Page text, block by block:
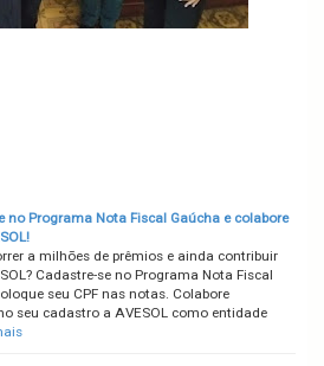
no Programa Nota Fiscal Gaúcha e colabore
a milhões de prêmios e ainda contribuir
Cadastre-se no Programa Nota Fiscal
seu CPF nas notas. Colabore
seu cadastro a AVESOL como entidade